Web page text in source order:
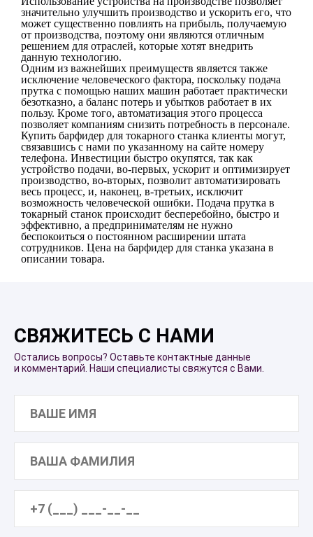
значительно улучшить производство и ускорить его, что
может существенно повлиять на прибыль, получаемую
от производства, поэтому они являются отличным
решением для отраслей, которые хотят внедрить
данную технологию.
Одним из важнейших преимуществ является также
исключение человеческого фактора, поскольку подача
прутка с помощью наших машин работает практически
безотказно, а баланс потерь и убытков работает в их
пользу. Кроме того, автоматизация этого процесса
позволяет компаниям снизить потребность в персонале.
Купить барфидер для токарного станка клиенты могут,
связавшись с нами по указанному на сайте номеру
телефона. Инвестиции быстро окупятся, так как
устройство подачи, во-первых, ускорит и оптимизирует
производство, во-вторых, позволит автоматизировать
весь процесс, и, наконец, в-третьих, исключит
возможность человеческой ошибки. Подача прутка в
токарный станок происходит бесперебойно, быстро и
эффективно, а предпринимателям не нужно
беспокоиться о постоянном расширении штата
сотрудников. Цена на барфидер для станка указана в
описании товара.
СВЯЖИТЕСЬ С НАМИ
Остались вопросы? Оставьте контактные данные
и комментарий. Наши специалисты свяжутся с Вами.